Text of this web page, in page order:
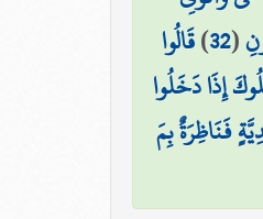
(
32
)قَالُوا
إِذَا دَخَلُوا
فَنَاظِرَةٌ بِمَ